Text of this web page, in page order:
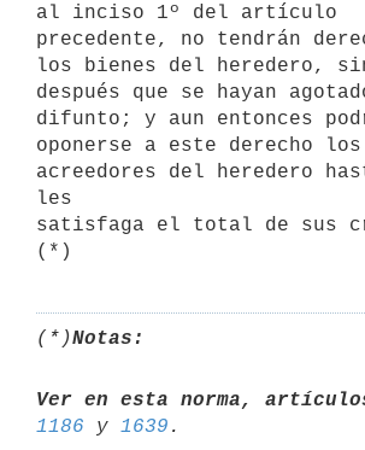
al inciso 1º del artículo
precedente, no tendrán
los bienes del heredero,
después que se hayan
difunto; y aun entonces
oponerse a este derecho los
acreedores del heredero
les
satisfaga el total de sus
(*)Notas:
Ver en esta norma,
1186 y 1639